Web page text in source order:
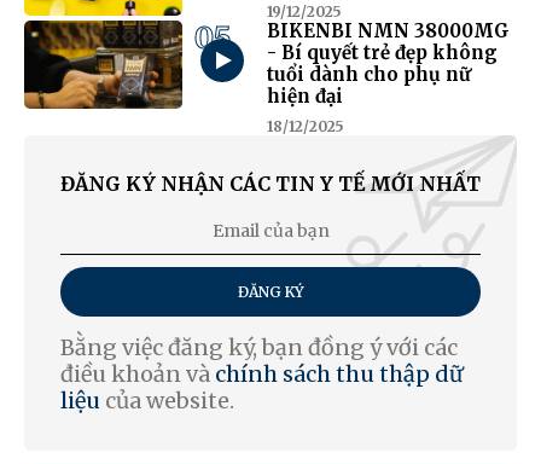
19/12/2025
05
BIKENBI NMN 38000MG
- Bí quyết trẻ đẹp không
tuổi dành cho phụ nữ
hiện đại
18/12/2025
ĐĂNG KÝ NHẬN CÁC TIN Y TẾ MỚI NHẤT
ĐĂNG KÝ
Bằng việc đăng ký, bạn đồng ý với các
điều khoản và chính sách thu thập dữ
liệu của website.